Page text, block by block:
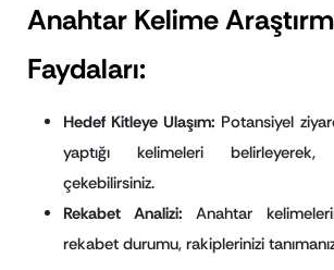
Anahtar Kelime
Faydaları:
Hedef Kitleye Ulaşım: Potansiyel
yaptığı kelimeleri
çekebilirsiniz.
Rekabet Analizi: Anahtar
rekabet durumu, rakiplerinizi